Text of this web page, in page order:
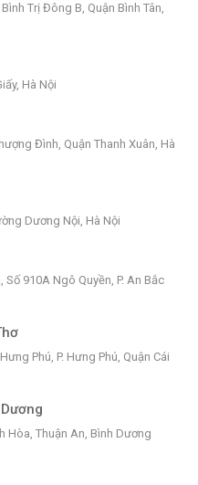
Trị Đông B, Quận Bình Tân,
Hà Nội
Đình, Quận Thanh Xuân, Hà
Dương Nội, Hà Nội
Số 910A Ngô Quyền, P. An Bắc
Phú, P. Hưng Phú, Quận Cái
Hòa, Thuận An, Bình Dương